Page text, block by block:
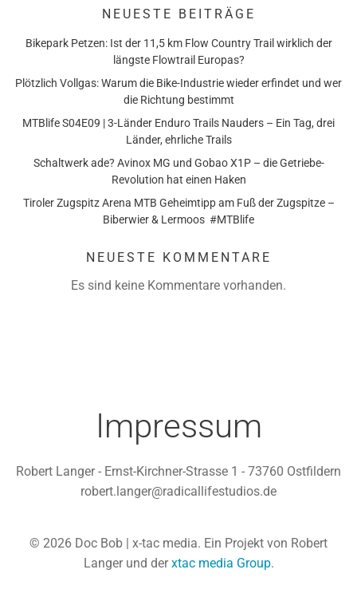
NEUESTE BEITRÄGE
Bikepark Petzen: Ist der 11,5 km Flow Country Trail wirklich der
längste Flowtrail Europas?
Plötzlich Vollgas: Warum die Bike-Industrie wieder erfindet und wer
die Richtung bestimmt
MTBlife S04E09 | 3-Länder Enduro Trails Nauders – Ein Tag, drei
Länder, ehrliche Trails
Schaltwerk ade? Avinox MG und Gobao X1P – die Getriebe-
Revolution hat einen Haken
Tiroler Zugspitz Arena MTB Geheimtipp am Fuß der Zugspitze –
Biberwier & Lermoos #MTBlife
NEUESTE KOMMENTARE
Es sind keine Kommentare vorhanden.
Impressum
Robert Langer - Ernst-Kirchner-Strasse 1 - 73760 Ostfildern
robert.langer@radicallifestudios.de
© 2026 Doc Bob | x-tac media. Ein Projekt von Robert
Langer und derxtac media Group.